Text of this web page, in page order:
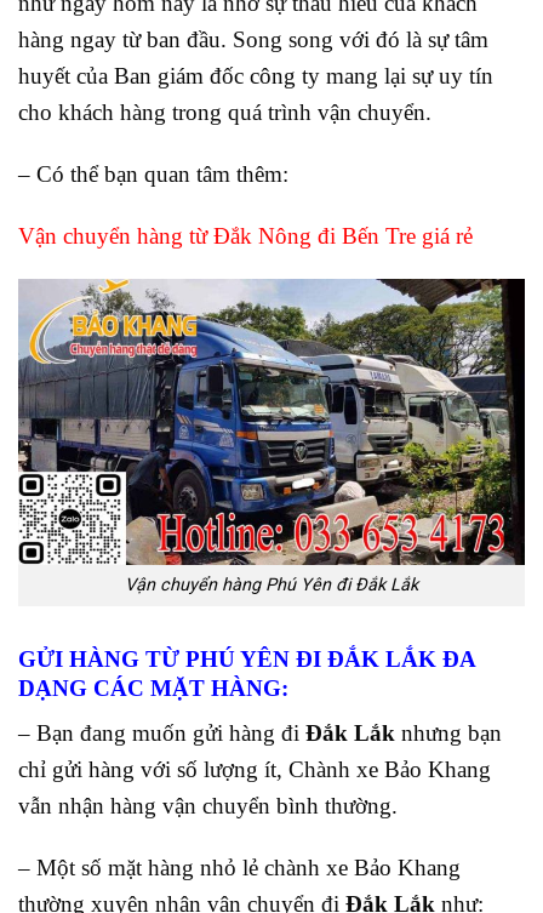
hàng ngay từ ban đầu. Song song với đó là sự tâm
huyết của Ban giám đốc công ty mang lại sự uy tín
cho khách hàng trong quá trình vận chuyển.
– Có thể bạn quan tâm thêm:
Vận chuyển hàng từ Đắk Nông đi Bến Tre giá rẻ
Vận chuyển hàng Phú Yên đi Đắk Lắk
GỬI HÀNG TỪ PHÚ YÊN ĐI ĐẮK LẮK ĐA
DẠNG CÁC MẶT HÀNG:
– Bạn đang muốn gửi hàng đi Đắk Lắk nhưng bạn
chỉ gửi hàng với số lượng ít, Chành xe Bảo Khang
vẫn nhận hàng vận chuyển bình thường.
– Một số mặt hàng nhỏ lẻ chành xe Bảo Khang
thường xuyên nhận vận chuyển đi Đắk Lắk như: